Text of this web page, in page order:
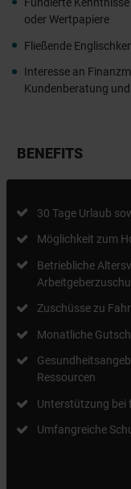
oder Wertpapiere
Fließende
Interesse an
Kundenberatung
BENEFITS
30 Tage Urlaub
Möglichkeit zum
Betriebliche
Zuschüsse zu
Monatliche
Ressourcen
Unterstützung bei
Umfangreiche